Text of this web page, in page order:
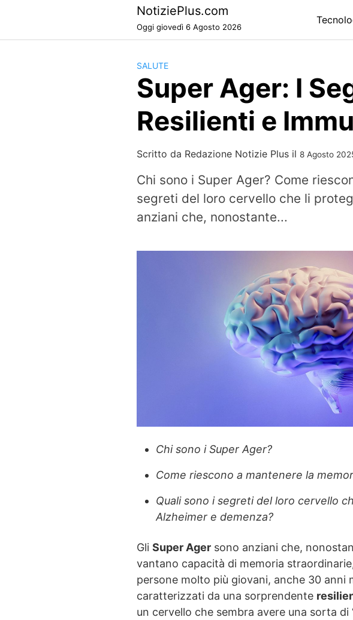
NotiziePlus.com
Oggi giovedì 6 Agosto 2026
SALUTE
Super Ager: I
Resilienti e
Scritto da Redazione Notizie Plus il 8 Agosto
Chi sono i Super Ager? Come
segreti del loro cervello che li
anziani che, nonostante...
Chi sono i Super Ager?
Come riescono a mantenere la
Quali sono i segreti del loro cervello
Alzheimer e demenza?
Gli Super Ager sono anziani che,
vantano capacità di memoria
persone molto più giovani, anche 30 anni
caratterizzati da una sorprendente
un cervello che sembra avere una sorta di